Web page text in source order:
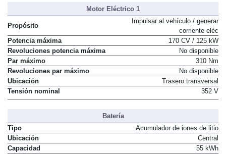
Motor Eléctrico 1
Propósito
Impulsar al vehículo / generar
corriente eléc
Potencia máxima
170 CV / 125 kW
Revoluciones potencia máxima
No disponible
Par máximo
310 Nm
Revoluciones par máximo
No disponible
Ubicación
Trasero transversal
Tensión nominal
352 V
Batería
Tipo
Acumulador de iones de litio
Ubicación
Central